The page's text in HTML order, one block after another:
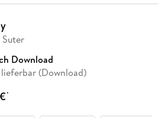
Download
(Download)
*